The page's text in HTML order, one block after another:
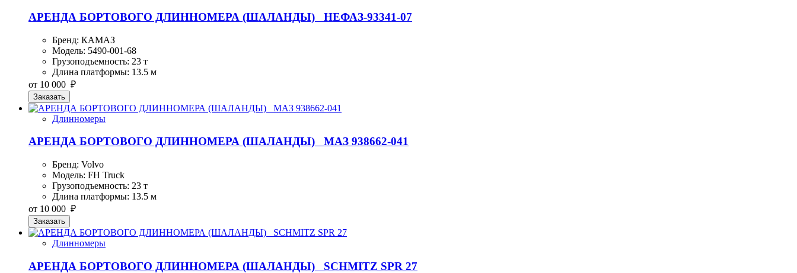
АРЕНДА БОРТОВОГО ДЛИННОМЕРА (ШАЛАНДЫ) НЕФАЗ-93341-07
Бренд: КАМАЗ
Модель: 5490-001-68
Грузоподъемность: 23 т
Длина платформы: 13.5 м
от 10 000 ₽
Заказать
Длинномеры
АРЕНДА БОРТОВОГО ДЛИННОМЕРА (ШАЛАНДЫ) МАЗ 938662-041
Бренд: Volvo
Модель: FH Truck
Грузоподъемность: 23 т
Длина платформы: 13.5 м
от 10 000 ₽
Заказать
Длинномеры
АРЕНДА БОРТОВОГО ДЛИННОМЕРА (ШАЛАНДЫ) SCHMITZ SPR 27